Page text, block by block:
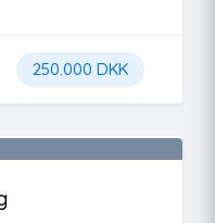
250.000 DKK